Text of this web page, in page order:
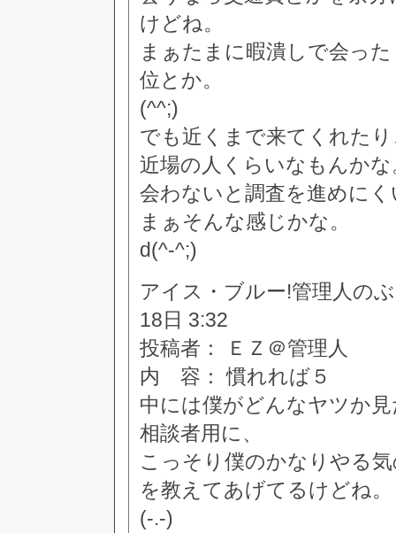
けどね。
まぁたまに暇潰しで会っ
位とか。
(^^;)
でも近くまで来てくれた
近場の人くらいなもんか
会わないと調査を進めに
まぁそんな感じかな。
d(^-^;)
アイス・ブルー!管理人の
18日 3:32
投稿者： ＥＺ＠管理人
内 容： 慣れれば５
中には僕がどんなヤツか
相談者用に、
こっそり僕のかなりやる
を教えてあげてるけどね。
(-.-)